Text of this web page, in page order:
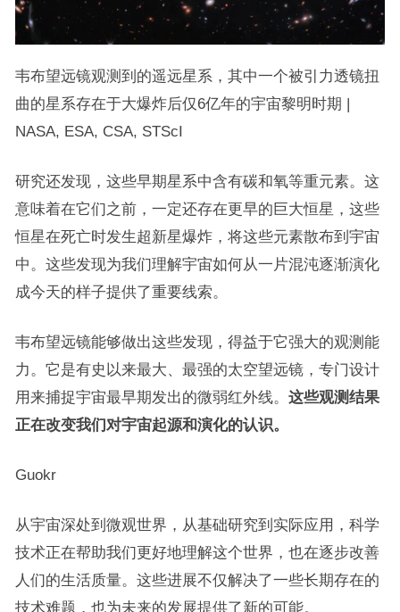
韦布望远镜观测到的遥远星系，其中一个被引力透镜扭
曲的星系存在于大爆炸后仅6亿年的宇宙黎明时期 |
NASA, ESA, CSA, STScI
研究还发现，这些早期星系中含有碳和氧等重元素。这
意味着在它们之前，一定还存在更早的巨大恒星，这些
恒星在死亡时发生超新星爆炸，将这些元素散布到宇宙
中。这些发现为我们理解宇宙如何从一片混沌逐渐演化
成今天的样子提供了重要线索。
韦布望远镜能够做出这些发现，得益于它强大的观测能
力。它是有史以来最大、最强的太空望远镜，专门设计
用来捕捉宇宙最早期发出的微弱红外线。 这些观测结果
正在改变我们对宇宙起源和演化的认识。
Guokr
从宇宙深处到微观世界，从基础研究到实际应用，科学
技术正在帮助我们更好地理解这个世界，也在逐步改善
人们的生活质量。这些进展不仅解决了一些长期存在的
技术难题，也为未来的发展提供了新的可能。